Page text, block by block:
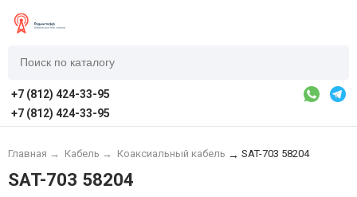
+7 (812) 424-33-95
+7 (812) 424-33-95
Главная → Кабель → Коаксиальный кабель → SAT-703 58204
SAT-703 58204